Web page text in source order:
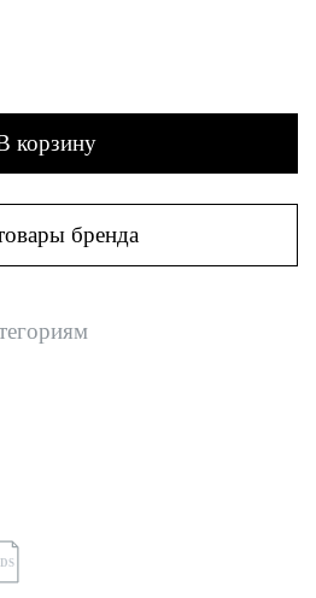
корзину
бренда